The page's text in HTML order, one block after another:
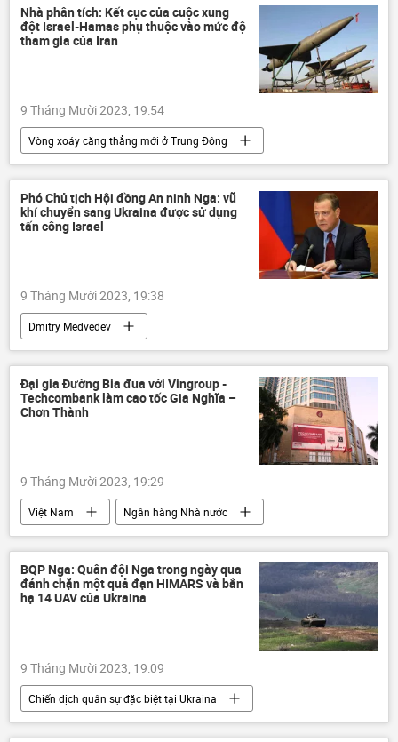
Thế giới
HAMAS
Quân sự
Trung Đông
Nhà phân tích: Kết cục của cuộc xung
đột Israel-Hamas phụ thuộc vào mức độ
tham gia của Iran
9 Tháng Mười 2023, 19:54
Vòng xoáy căng thẳng mới ở Trung Đông
Iran
Quan điểm-Ý kiến
Israel
Palestine
xung đột quân sự
lực lượng vũ trang
HAMAS
Phó Chủ tịch Hội đồng An ninh Nga: vũ
khí chuyển sang Ukraina được sử dụng
tấn công Israel
9 Tháng Mười 2023, 19:38
Dmitry Medvedev
Vòng xoáy căng thẳng mới ở Trung Đông
Ukraina
Israel
Quân sự
Nga
Thế giới
xung đột quân sự
Đại gia Đường Bia đua với Vingroup -
Techcombank làm cao tốc Gia Nghĩa –
Chơn Thành
9 Tháng Mười 2023, 19:29
Việt Nam
Ngân hàng Nhà nước
Bình Phước
Vingroup
Techcombank
cao tốc
Kinh tế
Kinh doanh
BQP Nga: Quân đội Nga trong ngày qua
đánh chặn một quả đạn HIMARS và bắn
hạ 14 UAV của Ukraina
9 Tháng Mười 2023, 19:09
Chiến dịch quân sự đặc biệt tại Ukraina
Bộ Quốc phòng Nga
Nga Ukraina